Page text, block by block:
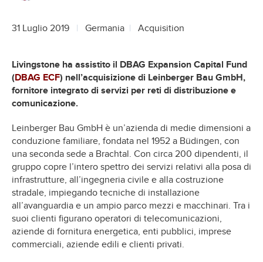
31 Luglio 2019 Germania Acquisition
Livingstone ha assistito il DBAG Expansion Capital Fund
(DBAG ECF) nell’acquisizione di Leinberger Bau GmbH,
fornitore integrato di servizi per reti di distribuzione e
comunicazione.
Leinberger Bau GmbH è un’azienda di medie dimensioni a
conduzione familiare, fondata nel 1952 a Büdingen, con
una seconda sede a Brachtal. Con circa 200 dipendenti, il
gruppo copre l’intero spettro dei servizi relativi alla posa di
infrastrutture, all’ingegneria civile e alla costruzione
stradale, impiegando tecniche di installazione
all’avanguardia e un ampio parco mezzi e macchinari. Tra i
suoi clienti figurano operatori di telecomunicazioni,
aziende di fornitura energetica, enti pubblici, imprese
commerciali, aziende edili e clienti privati.